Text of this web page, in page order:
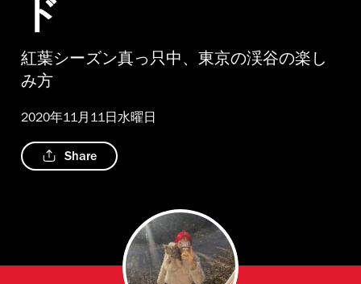
ド
紅葉シーズン真っ只中、東京の渓谷の楽し
み方
2020年11月11日水曜日
Share